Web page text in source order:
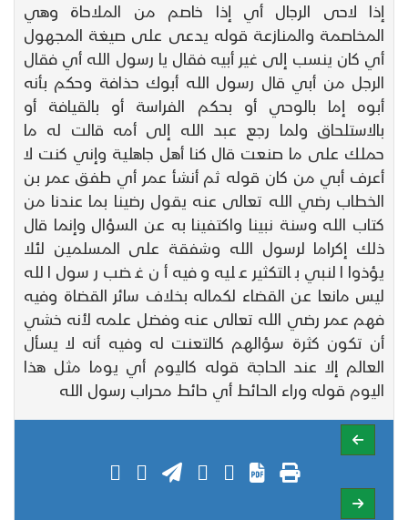
إذا لاحى الرجال أي إذا خاصم من الملاحاة وهي
المخاصمة والمنازعة قوله يدعى على صيغة المجهول
أي كان ينسب إلى غير أبيه فقال يا رسول الله أي فقال
الرجل من أبي قال رسول الله أبوك حذافة وحكم بأنه
أبوه إما بالوحي أو بحكم الفراسة أو بالقيافة أو
بالاستلحاق ولما رجع عبد الله إلى أمه قالت له ما
حملك على ما صنعت قال كنا أهل جاهلية وإني كنت لا
أعرف أبي من كان قوله ثم أنشأ عمر أي طفق عمر بن
الخطاب رضي الله تعالى عنه يقول رضينا بما عندنا من
كتاب الله وسنة نبينا واكتفينا به عن السؤال وإنما قال
ذلك إكراما لرسول الله وشفقة على المسلمين لئلا
يؤذوا النبي بالتكثير عليه وفيه أن غضب رسول الله
ليس مانعا عن القضاء لكماله بخلاف سائر القضاة وفيه
فهم عمر رضي الله تعالى عنه وفضل علمه لأنه خشي
أن تكون كثرة سؤالهم كالتعنت له وفيه أنه لا يسأل
العالم إلا عند الحاجة قوله كاليوم أي يوما مثل هذا
اليوم قوله وراء الحائط أي حائط محراب رسول الله